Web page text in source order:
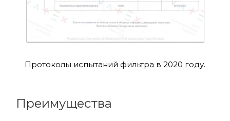
Протоколы испытаний фильтра в 2020 году.
Преимущества